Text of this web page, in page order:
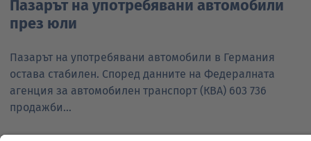
Пазарът на употребявани автомобили
през юли
Пазарът на употребявани автомобили в Германия
остава стабилен. Според данните на Федералната
агенция за автомобилен транспорт (КВА) 603 736
продажби…